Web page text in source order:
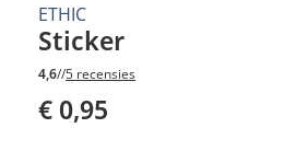
ETHIC
Sticker
4,6//5 recensies
€ 0,95